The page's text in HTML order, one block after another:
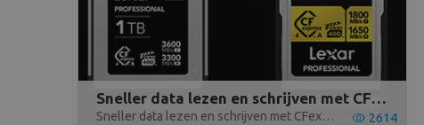
Sneller data lezen en schrijven met CFexpress-geheugenkaarten
Sneller data lezen en schrijven met CFexpress-geheugenkaarten 2614